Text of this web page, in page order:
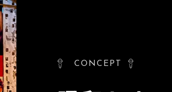
CONCEPT